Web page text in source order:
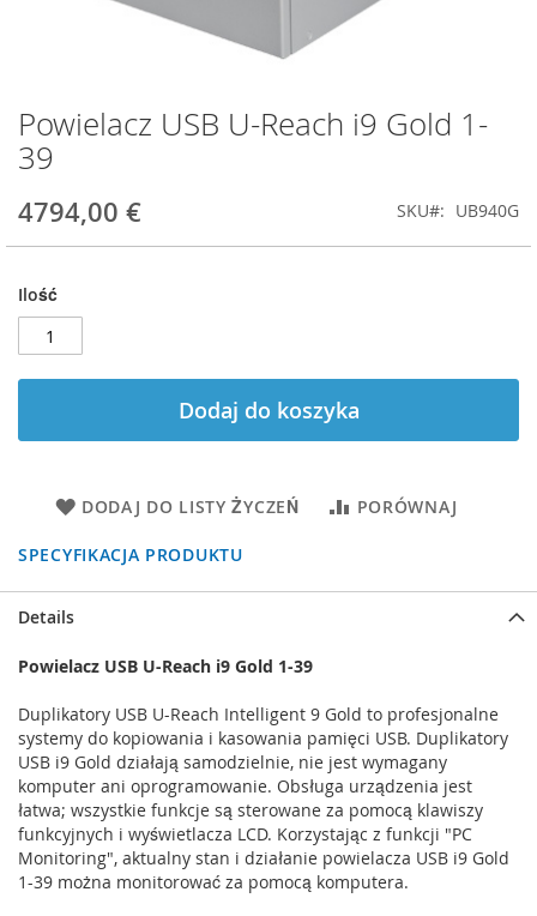
Powielacz USB U-Reach i9 Gold 1-
39
4794,00 € SKU UB940G
Ilość
Dodaj do koszyka
DODAJ DO LISTY ŻYCZEŃ PORÓWNAJ
SPECYFIKACJA PRODUKTU
Przejdź
na
początek
Details
Powielacz USB U-Reach i9 Gold 1-39
Duplikatory USB U-Reach Intelligent 9 Gold to profesjonalne
systemy do kopiowania i kasowania pamięci USB. Duplikatory
USB i9 Gold działają samodzielnie, nie jest wymagany
komputer ani oprogramowanie. Obsługa urządzenia jest
łatwa; wszystkie funkcje są sterowane za pomocą klawiszy
funkcyjnych i wyświetlacza LCD. Korzystając z funkcji "PC
Monitoring", aktualny stan i działanie powielacza USB i9 Gold
1-39 można monitorować za pomocą komputera.